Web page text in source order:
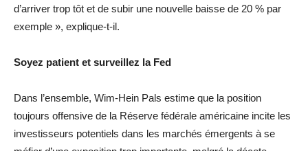
d’arriver trop tôt et de subir une nouvelle baisse de 20 % par
exemple », explique-t-il.
Soyez patient et surveillez la Fed
Dans l’ensemble, Wim-Hein Pals estime que la position
toujours offensive de la Réserve fédérale américaine incite les
investisseurs potentiels dans les marchés émergents à se